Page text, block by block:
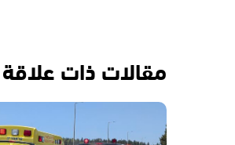
مقالات ذات علاقة